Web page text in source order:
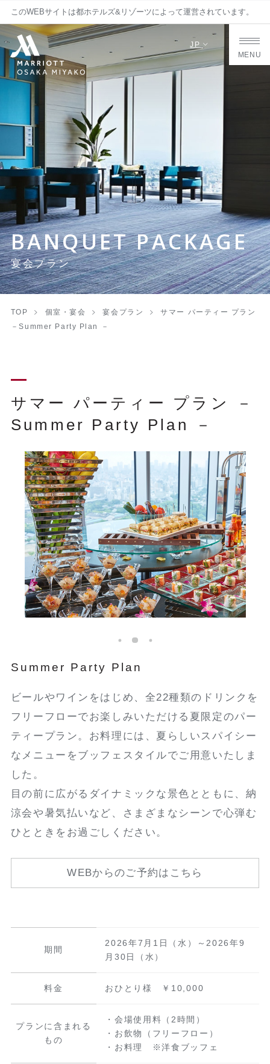
JP
MENU
BANQUET PACKAGE
宴会プラン
このWEBサイトは都ホテルズ&リゾーツによって運営されています。
TOP 個室・宴会 宴会プラン
サマー パーティー プラン
－Summer Party Plan －
サマー パーティー プラン －
Summer Party Plan －
Summer Party Plan
ビールやワインをはじめ、全22種類のドリンクを
フリーフローでお楽しみいただける夏限定のパー
ティープラン。お料理には、夏らしいスパイシー
なメニューをブッフェスタイルでご用意いたしま
した。
目の前に広がるダイナミックな景色とともに、納
涼会や暑気払いなど、さまざまなシーンで心弾む
ひとときをお過ごしください。
WEBからのご予約はこちら
期間
2026年7月1日（水）～2026年9
月30日（水）
料金 おひとり様 ￥10,000
プランに含まれる
もの
・会場使用料（2時間）
・お飲物（フリーフロー）
・お料理 ※洋食ブッフェ